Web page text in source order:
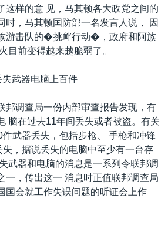
这样的意 见，马其顿各大政党之间的
时，马其顿国防部一名发言人说， 因
游击队的�挑衅行动�，政府和阿族
目前变得越来越脆弱了。
武器电脑上百件
邦调查局一份内部审查报告发现，有
脑在过去11年间丢失或者被盗。有关
武器丢失，包括步枪、 手枪和冲锋
，据说丢失的电脑中至少有一台存
武器和电脑的消息是一系列令联邦调
一，传出这一 消息时正值联邦调查局
国会就工作失误问题的听证会上作